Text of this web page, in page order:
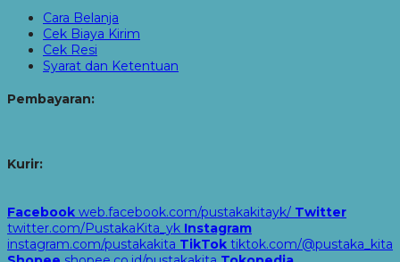
Cara Belanja
Cek Biaya Kirim
Cek Resi
Syarat dan Ketentuan
Pembayaran:
Kurir:
Facebook web.facebook.com/pustakakitayk/ Twitter
twitter.com/PustakaKita_yk Instagram
instagram.com/pustakakita TikTok tiktok.com/@pustaka_kita